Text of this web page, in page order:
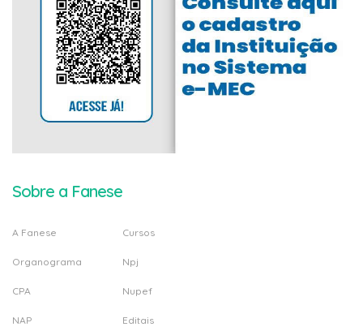
Sobre a Fanese
A Fanese
Organograma
CPA
NAP
Cursos
Npj
Nupef
Editais